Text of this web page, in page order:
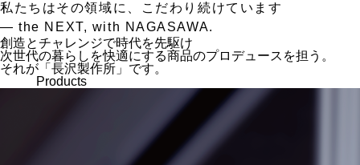
私たちはその領域に、こだわり続けています
— the NEXT, with NAGASAWA.
創造とチャレンジで時代を先駆け
次世代の暮らしを快適にする商品のプロデュースを担う。
それが「長沢製作所」です。
Products